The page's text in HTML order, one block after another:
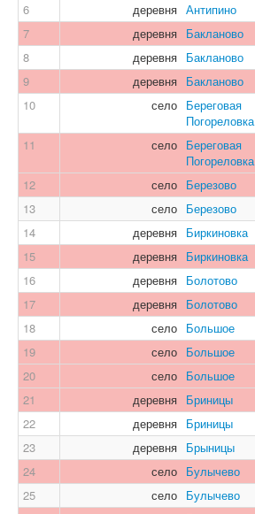
6
деревня Антипино
7
деревня Бакланово
8
деревня Бакланово
9
деревня Бакланово
10
село Береговая
Погореловка
11 село Береговая
Погореловка
12 село Березово
13
село Березово
14
деревня Биркиновка
15
деревня Биркиновка
16
деревня Болотово
17
деревня Болотово
18
село Большое
19
село Большое
20
село Большое
21
деревня Бриницы
22
деревня Бриницы
23
деревня Брыницы
24
село Булычево
25
село Булычево